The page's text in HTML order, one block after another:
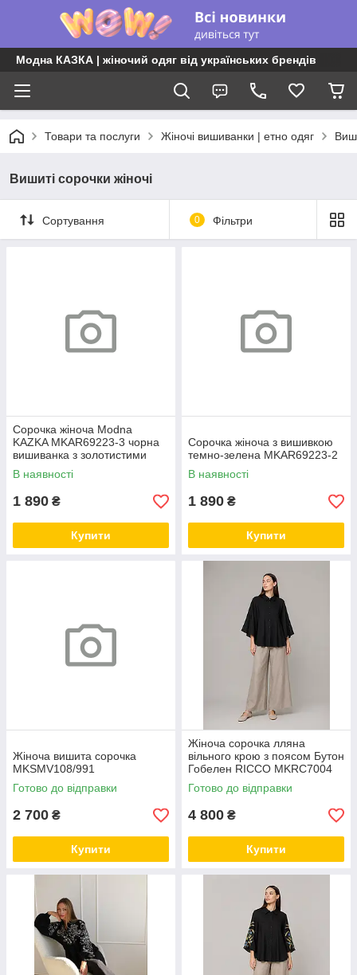
Модна КАЗКА | жіночий одяг від українських брендів
Товари та послуги Жіночі вишиванки | етно одяг
Вишиті сорочки жіночі
Сортування 0 Фільтри
Сорочка жіноча Modna
KAZKA MKAR69223-3 чорна
вишиванка з золотистими
візерунками
В наявності
1 890 ₴
Купити
Сорочка жіноча з вишивкою
темно-зелена MKAR69223-2
В наявності
1 890 ₴
Купити
Жіноча вишита сорочка
MKSMV108/991
Готово до відправки
2 700 ₴
Купити
Жіноча сорочка лляна
вільного крою з поясом Бутон
Гобелен RICCO MKRC7004
Готово до відправки
4 800 ₴
Купити